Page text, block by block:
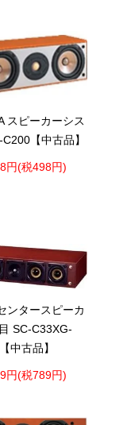
スピーカーシス
【中古品】
円(税498円)
ンタースピーカ
SC-C33XG-
中古品】
円(税789円)